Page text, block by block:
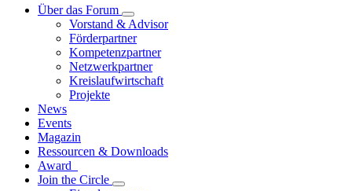
Über das Forum
Vorstand & Advisor
Förderpartner
Kompetenzpartner
Netzwerkpartner
Kreislaufwirtschaft
Projekte
News
Events
Magazin
Ressourcen & Downloads
Award
Join the Circle